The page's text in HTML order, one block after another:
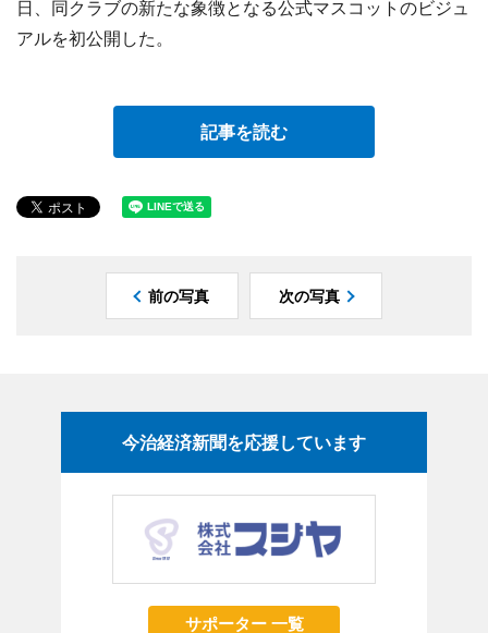
日、同クラブの新たな象徴となる公式マスコットのビジュ
アルを初公開した。
記事を読む
前の写真 次の写真
今治経済新聞を応援しています
サポーター 一覧